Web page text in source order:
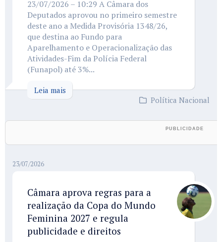
23/07/2026 – 10:29 A Câmara dos
Deputados aprovou no primeiro semestre
deste ano a Medida Provisória 1348/26,
que destina ao Fundo para
Aparelhamento e Operacionalização das
Atividades-Fim da Polícia Federal
(Funapol) até 3%...
Leia mais
Política Nacional
23/07/2026
Câmara aprova regras para a
realização da Copa do Mundo
Feminina 2027 e regula
publicidade e direitos